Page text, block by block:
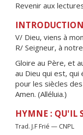
Revenir aux
INTRODUCTION
V/ Dieu, viens à
R/ Seigneur, à
Gloire au Père, et
au Dieu qui est,
pour les siècles
Amen. (Alléluia.)
HYMNE : QU'IL
Trad. J.F Frié — CNPL